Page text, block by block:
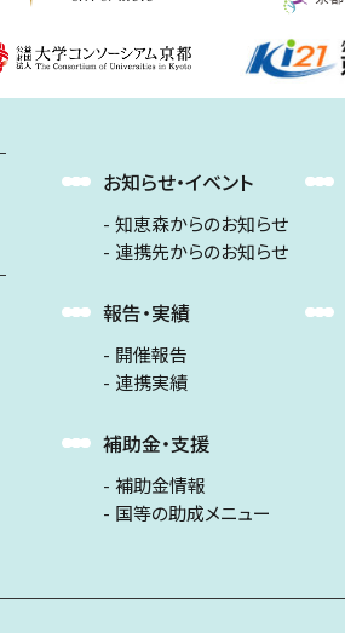
お知らせ・イベント
知恵森からのお知らせ
連携先からのお知らせ
報告・実績
開催報告
連携実績
補助金・支援
補助金情報
国等の助成メニュー